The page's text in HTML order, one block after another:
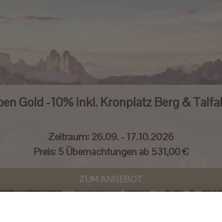
Gold -10% inkl. Kronplatz Berg &
Zeitraum:26.09. - 17.10.2026
Preis:5 Übernachtungen ab 531,00 €
ZUM ANGEBOT